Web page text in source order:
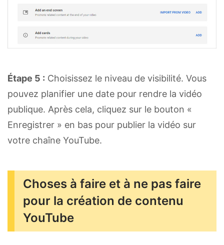
Étape 5 : Choisissez le niveau de visibilité. Vous
pouvez planifier une date pour rendre la vidéo
publique. Après cela, cliquez sur le bouton «
Enregistrer » en bas pour publier la vidéo sur
votre chaîne YouTube.
Choses à faire et à ne pas faire
pour la création de contenu
YouTube